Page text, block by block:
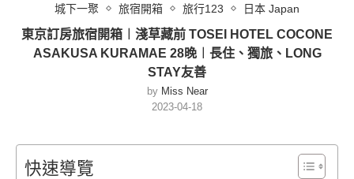
城下一聚 旅宿開箱 旅行123 日本 Japan
東京訂房旅宿開箱︱淺草藏前 TOSEI HOTEL COCONE
ASAKUSA KURAMAE 28晚︱長住、獨旅、LONG
STAY友善
by Miss Near
2023-04-18
快速導覽